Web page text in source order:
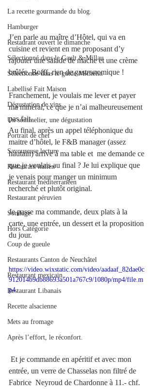
La recette gourmande du blog.
Hamburger
Restaurant ouvert le dimanche
Sélectionné dans le Gault & Millau
Sélectionné dans le guide Michelin
Labellisé Fait Maison
Dégustation de vins
Un sommelier, une dégustation
Portrait de chef
Savoureuse lecture
Restaurant italien
Restaurant méditerranéen
Restaurant péruvien
Sondage
Hors Catégorie
Coup de gueule
Restaurants Canton de Neuchâtel
Restaurant mexicain
Restaurant Libanais
Recette alsacienne
Mets au fromage
Après l’effort, le réconfort.
J’en parle au maître d’Hôtel, qui va en
cuisine et revient en me proposant d’y
rajouter une salade de mâche et une crème
brûlée. Bofff, rien de gastronomique !
Franchement, je voulais me lever et payer
ma minéral, ce que je n’ai malheureusement
pas fait.
Au final, après un appel téléphonique du
maitre d’hôtel, le F&B manager (assez
hautain) arrive à ma table et  me demande ce
que je voulais au final ? Je lui explique que
je venais pour manger un minimum
recherché et plutôt original.
Je passe ma commande, deux plats à la
carte, une entrée, un dessert et la proposition
du jour.
https://video.wixstatic.com/video/aadaaf_82dae0c
912014b9db88693a501a767c9/1080p/mp4/file.m
p4
Et je commande en apéritif et avec mon
entrée, un verre de Chasselas non filtré de
Fabrice  Neyroud de Chardonne à 11.- chf.